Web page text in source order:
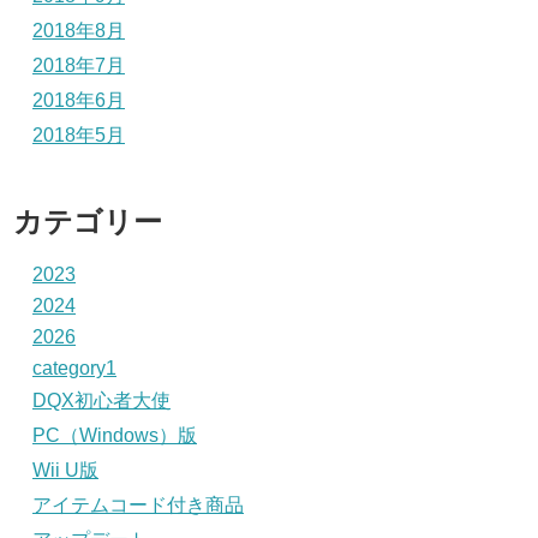
2018年8月
2018年7月
2018年6月
2018年5月
カテゴリー
2023
2024
2026
category1
DQX初心者大使
PC（Windows）版
Wii U版
アイテムコード付き商品